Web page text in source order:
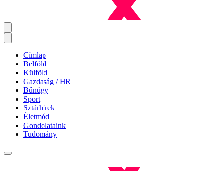
Címlap
Belföld
Külföld
Gazdaság / HR
Bűnügy
Sport
Sztárhírek
Életmód
Gondolataink
Tudomány